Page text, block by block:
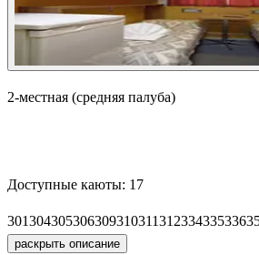
2-местная (средняя палуба)
Доступные каюты: 17
301304305306309310311312334335336
раскрыть описание